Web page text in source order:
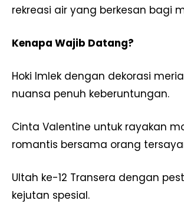
rekreasi air yang berkesan bagi
Kenapa Wajib Datang?
Hoki Imlek dengan dekorasi
nuansa penuh keberuntungan.
Cinta Valentine untuk rayakan
romantis bersama orang
Ultah ke-12 Transera dengan
kejutan spesial.